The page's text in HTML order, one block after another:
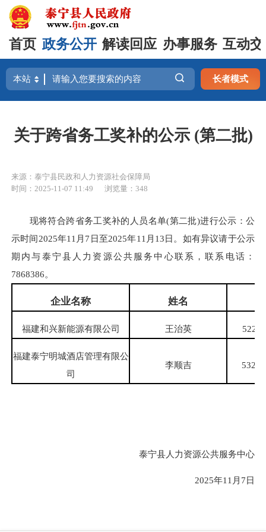
首页 政务公开 解读回应 办事服务 互动
长者模式
关于跨省务工奖补的公示 (第二批)
来源：泰宁县民政和人力资源社会保障局
时间：2025-11-07 11:49
浏览量：348
现将符合跨省务工奖补的人员名单(第二批)进行公示：公
示时间2025年11月7日至2025年11月13日。如有异议请于公示
期内与泰宁县人力资源公共服务中心联系，联系电话：
7868386。
企业名称 姓名
福建和兴新能源有限公司 王治英
福建泰宁明城酒店管理有限公
司
李顺吉
泰宁县人力资源公共服务中心
2025年11月7日